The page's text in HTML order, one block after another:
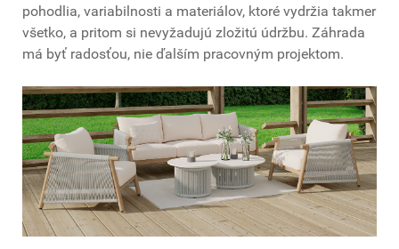
pohodlia, variabilnosti a materiálov, ktoré vydržia takmer
všetko, a pritom si nevyžadujú zložitú údržbu. Záhrada
má byť radosťou, nie ďalším pracovným projektom.